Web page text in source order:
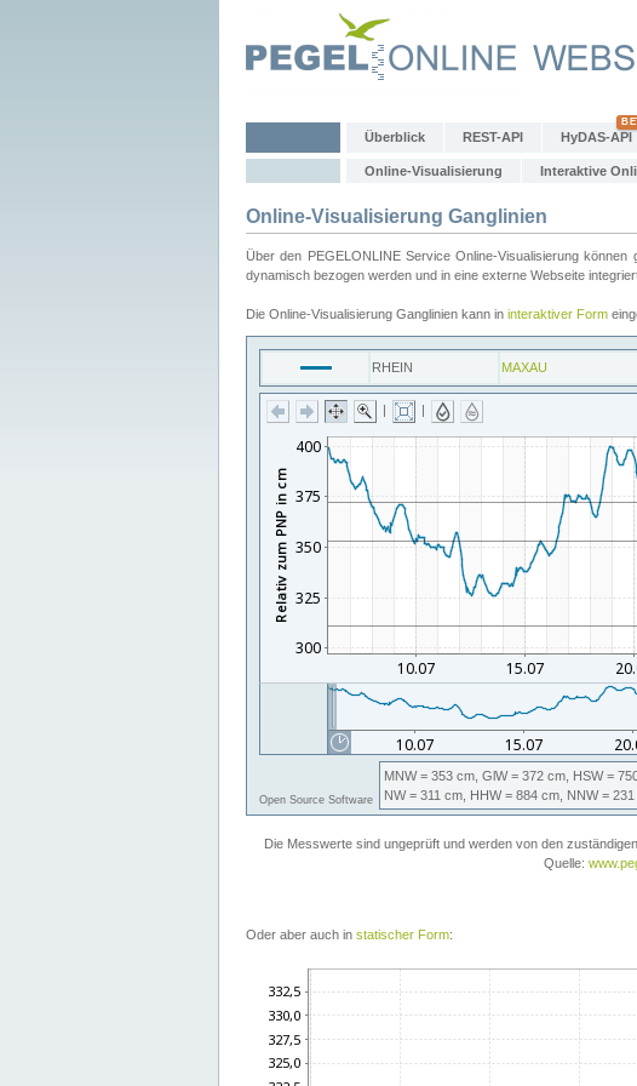
Überblick REST-API HyDAS-API
Online-Visualisierung Interaktive
Online-Visualisierung Ganglinien
Über den PEGELONLINE Service Online-Visualisierung
dynamisch bezogen werden und in eine externe Webseite
Die Online-Visualisierung Ganglinien kann in interaktiver Form
Oder aber auch in statischer Form: